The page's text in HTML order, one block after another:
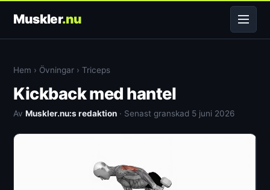
Muskler.nu
Hem › Övningar ›Triceps
Kickback med hantel
AvMuskler.nu:s redaktion · Senast granskad 5 juni 2026